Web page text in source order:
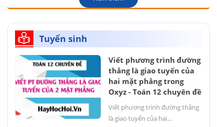
Tuyển sinh
Viết phương trình đường
thẳng là giao tuyến của
hai mặt phẳng trong
Oxyz - Toán 12 chuyên đề
Viết phương trình đường thẳng
là giao tuyến của hai...